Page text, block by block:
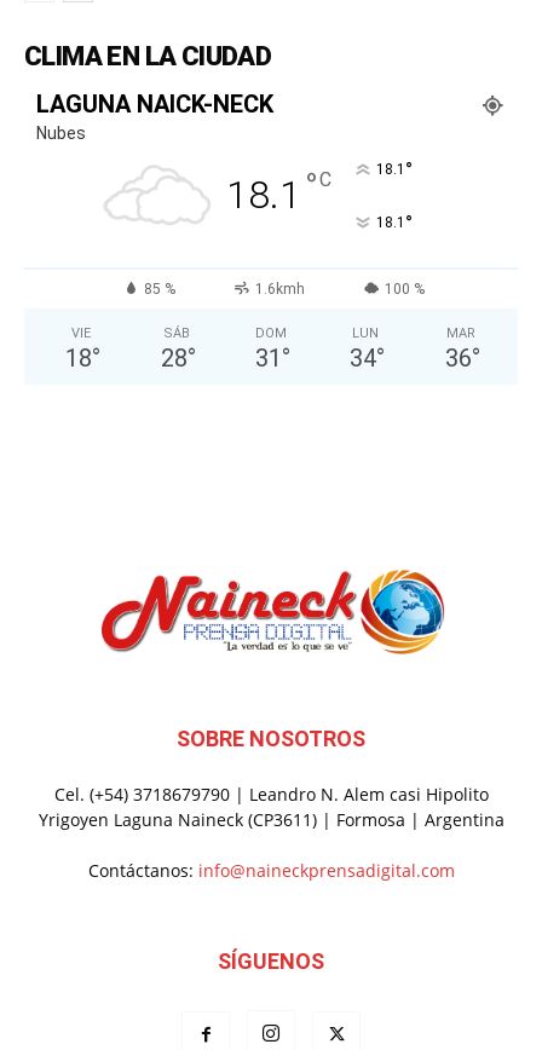
CLIMA EN LA CIUDAD
LAGUNA NAICK-NECK
Nubes
18.1 °C 18.1 °
18.1 °
85 % 1.6kmh 100 %
VIE
18°
SÁB
28°
DOM
31 °
LUN
34°
MAR
36°
SOBRE NOSOTROS
Cel. (+54) 3718679790 | Leandro N. Alem casi Hipolito
Yrigoyen Laguna Naineck (CP3611) | Formosa | Argentina
Contáctanos: info@naineckprensadigital.com
SÍGUENOS